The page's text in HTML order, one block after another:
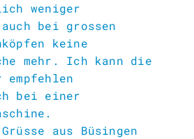
weniger
bei grossen
keine
mehr. Ich kann die
bei einer
aus Büsingen